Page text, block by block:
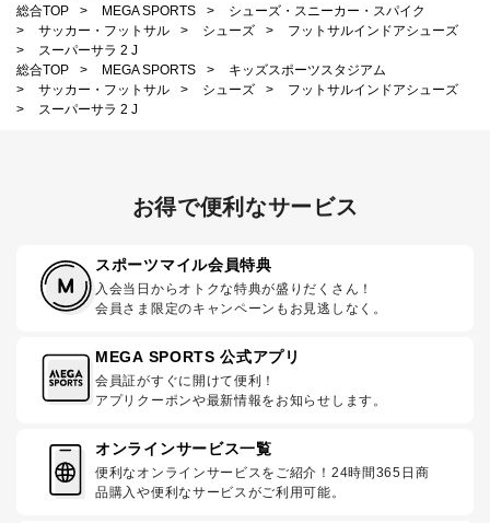
総合TOP
> MEGA SPORTS >
シューズ・スニーカー・スパイク
>
サッカー・フットサル > シューズ >
フットサルインドアシューズ
>
スーパーサラ 2 J
総合TOP
> MEGA SPORTS >
キッズスポーツスタジアム
>
サッカー・フットサル > シューズ >
フットサルインドアシューズ
>
スーパーサラ 2 J
お得で便利なサービス
スポーツマイル会員特典
入会当日からオトクな特典が盛りだくさん！
会員さま限定のキャンペーンもお見逃しなく。
MEGA SPORTS 公式アプリ
会員証がすぐに開けて便利！
アプリクーポンや最新情報をお知らせします。
オンラインサービス一覧
便利なオンラインサービスをご紹介！24時間365日商
品購入や便利なサービスがご利用可能。